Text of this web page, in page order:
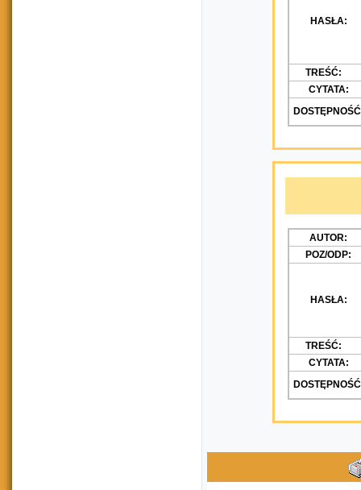
HASŁA:
TREŚĆ:
CYTATA:
AUTOR:
POZ/ODP:
HASŁA:
TREŚĆ:
CYTATA: